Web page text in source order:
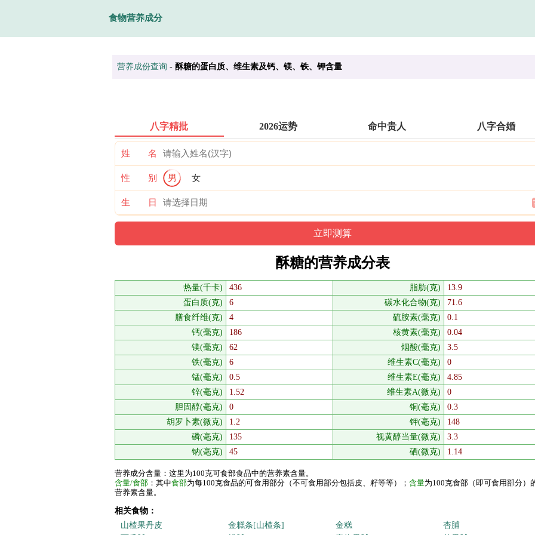
食物营养成分
营养成份查询 - 酥糖的蛋白质、维生素及钙、镁、铁、钾含量
八字精批 2026运势 命中贵人 八字合婚
姓 名
性 别 男 女
生 日
酥糖的营养成分表
热量(千卡) 436 脂肪(克)
13.9
蛋白质(克)
6 碳水化合物(克)
71.6
膳食纤维(克)
4 硫胺素(毫克)
0.1
钙(毫克)
186 核黄素(毫克)
0.04
镁(毫克)
62 烟酸(毫克)
3.5
铁(毫克)
6 维生素C(毫克)
0
锰(毫克)
0.5 维生素E(毫克)
4.85
锌(毫克)
1.52 维生素A(微克)
0
胆固醇(毫克)
0 铜(毫克)
0.3
胡罗卜素(微克)
1.2 钾(毫克)
148
磷(毫克)
135 视黄醇当量(微克)
3.3
钠(毫克)
45 硒(微克) 1.14
营养成分含量：这里为100克可食部食品中的营养素含量。
含量/食部 ：其中食部为每100克食品的可食用部分（不可食用部分包括皮、籽等等）； 含量为100克食部（即可食用部分）
营养素含量。
相关食物：
山楂果丹皮
金糕条[山楂条] 金糕
杏脯